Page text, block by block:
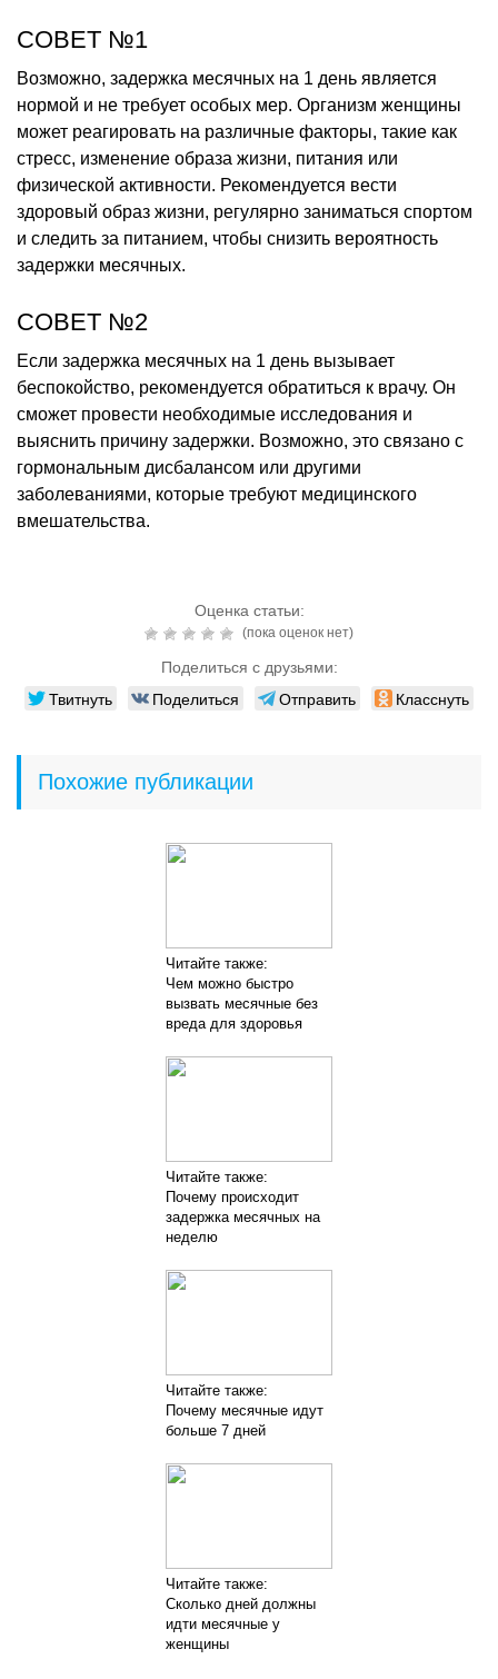
СОВЕТ №1
Возможно, задержка месячных на 1 день является
нормой и не требует особых мер. Организм женщины
может реагировать на различные факторы, такие как
стресс, изменение образа жизни, питания или
физической активности. Рекомендуется вести
здоровый образ жизни, регулярно заниматься спортом
и следить за питанием, чтобы снизить вероятность
задержки месячных.
СОВЕТ №2
Если задержка месячных на 1 день вызывает
беспокойство, рекомендуется обратиться к врачу. Он
сможет провести необходимые исследования и
выяснить причину задержки. Возможно, это связано с
гормональным дисбалансом или другими
заболеваниями, которые требуют медицинского
вмешательства.
Оценка статьи:
(пока оценок нет)
Поделиться с друзьями:
Твитнуть Поделиться Отправить Класснуть
Похожие публикации
Читайте также:
Чем можно быстро
вызвать месячные без
вреда для здоровья
Читайте также:
Почему происходит
задержка месячных на
неделю
Читайте также:
Почему месячные идут
больше 7 дней
Читайте также:
Сколько дней должны
идти месячные у
женщины